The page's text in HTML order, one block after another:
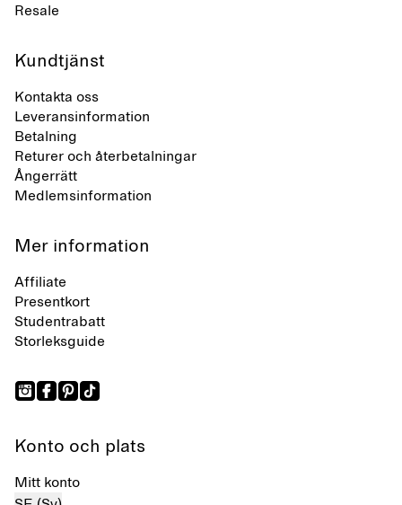
Resale
Kundtjänst
Kontakta oss
Leveransinformation
Betalning
Returer och återbetalningar
Ångerrätt
Medlemsinformation
Mer information
Affiliate
Presentkort
Studentrabatt
Storleksguide
Konto och plats
Mitt konto